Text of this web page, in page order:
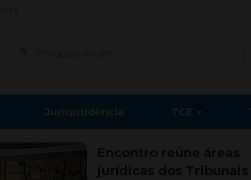
Jurisprudência TCE
Encontro reúne áreas
jurídicas dos